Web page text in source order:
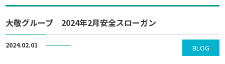
大敬グループ 2024年2月安全スローガン
2024.02.01 BLOG